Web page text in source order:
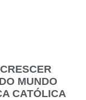
MUNDO
CATÓLICA